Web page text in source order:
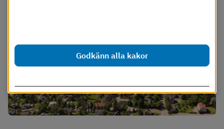
Godkänn alla kakor